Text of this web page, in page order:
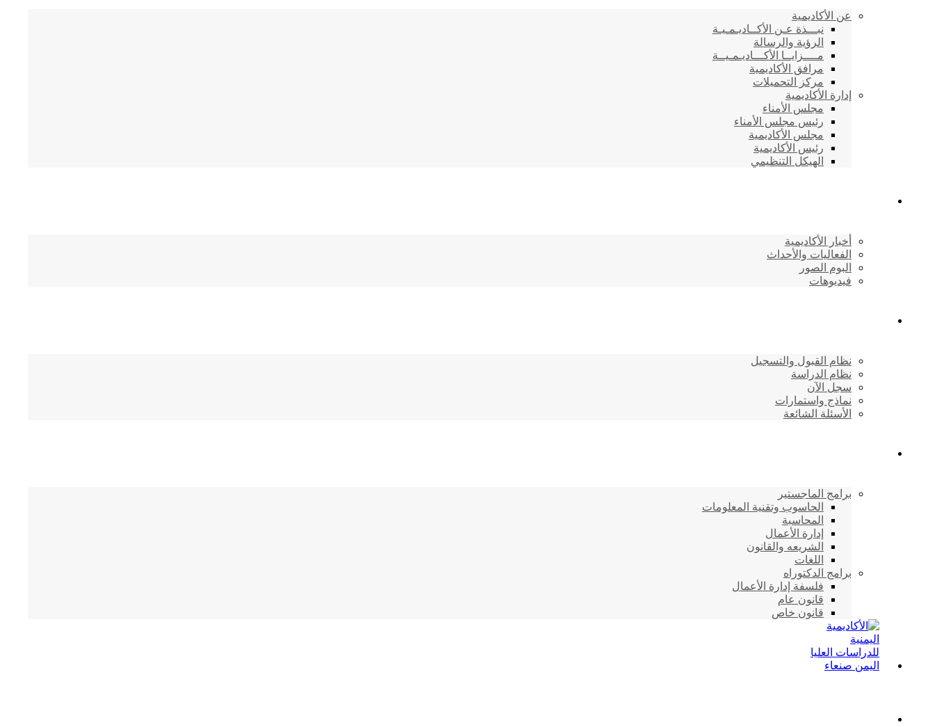
عن الأكاديمية
نبـــذة عـن الأكــاديـمـيـة
الرؤية والرسالة
مــــزايــا الأكـــاديـمـيــة
مرافق الأكاديمية
مركز التحميلات
إدارة الأكاديمية
مجلس الأمناء
رئيس مجلس الأمناء
مجلس الأكاديمية
رئيس الأكاديمية
الهيكل التنظيمي
أخبار الأكاديمية
الفعاليات والأحداث
البوم الصور
فيديوهات
نظام القبول والتسجيل
نظام الدراسة
سجل الآن
نماذج واستمارات
الأسئلة الشائعة
برامج الماجستير
الحاسوب وتقنية المعلومات
المحاسبة
إدارة الأعمال
الشريعه والقانون
اللغات
برامج الدكتوراه
فلسفة إدارة الأعمال
قانون عام
قانون خاص